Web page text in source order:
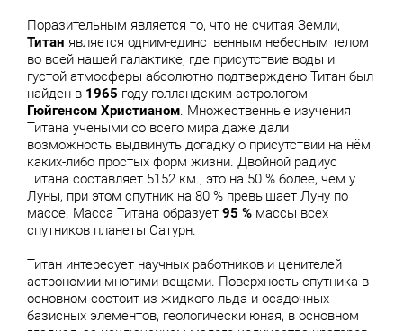
Поразительным является то, что не считая Земли,
Титан является одним-единственным небесным телом
во всей нашей галактике, где присутствие воды и
густой атмосферы абсолютно подтверждено Титан был
найден в 1965 году голландским астрологом
Гюйгенсом Христианом. Множественные изучения
Титана учеными со всего мира даже дали
возможность выдвинуть догадку о присутствии на нём
каких-либо простых форм жизни. Двойной радиус
Титана составляет 5152 км., это на 50 % более, чем у
Луны, при этом спутник на 80 % превышает Луну по
массе. Масса Титана образует 95 % массы всех
спутников планеты Сатурн.
Титан интересует научных работников и ценителей
астрономии многими вещами. Поверхность спутника в
основном состоит из жидкого льда и осадочных
базисных элементов, геологически юная, в основном